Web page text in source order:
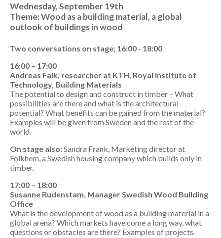
Wednesday, September 19th
Theme: Wood as a building material, a global
outlook of buildings in wood
Two conversations on stage; 16:00 - 18:00
16:00 – 17:00
Andreas Falk, researcher at KTH, Royal Institute of
Technology, Building Materials
The potential to design and construct in timber – What
possibilities are there and what is the architectural
potential? What benefits can be gained from the material?
Examples will be given from Sweden and the rest of the
world.
On stage also:Sandra Frank, Marketing director at
Folkhem, a Swedish housing company which builds only in
timber.
17:00 – 18:00
Susanne Rudenstam, Manager Swedish Wood Building
Office
What is the development of wood as a building material in a
global arena? Which markets have come a long way, what
questions or obstacles are there? Examples of projects.